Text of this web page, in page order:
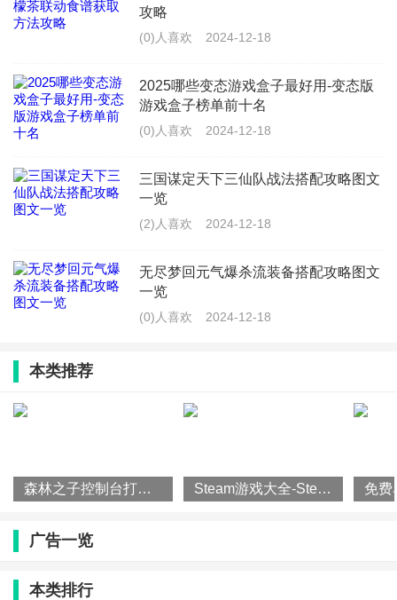
攻略
(0)人喜欢 2024-12-18
2025哪些变态游戏盒子最好用-变态版
游戏盒子榜单前十名
(0)人喜欢 2024-12-18
三国谋定天下三仙队战法搭配攻略图文
一览
(2)人喜欢 2024-12-18
无尽梦回元气爆杀流装备搭配攻略图文
一览
(0)人喜欢 2024-12-18
本类推荐
森林之子控制台打开方法攻略一览 Steam游戏大全-Steam平台游戏排行榜
广告一览
本类排行